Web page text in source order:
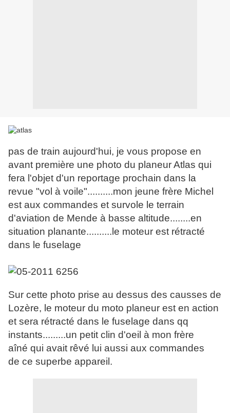
pas de train aujourd'hui, je vous propose en
avant première une photo du planeur Atlas qui
fera l'objet d'un reportage prochain dans la
revue "vol à voile"..........mon jeune frère Michel
est aux commandes et survole le terrain
d'aviation de Mende à basse altitude........en
situation planante..........le moteur est rétracté
dans le fuselage
Sur cette photo prise au dessus des causses de
Lozère, le moteur du moto planeur est en action
et sera rétracté dans le fuselage dans qq
instants.........un petit clin d'oeil à mon frère
aîné qui avait rêvé lui aussi aux commandes
de ce superbe appareil.